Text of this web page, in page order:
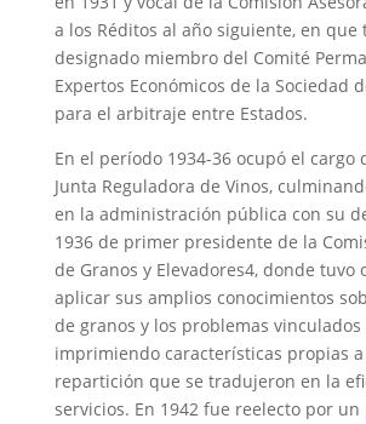
a los Réditos al año siguiente, en que
designado miembro del Comité
Expertos Económicos de la Sociedad
para el arbitraje entre Estados.
En el período 1934-36 ocupó el cargo
Junta Reguladora de Vinos,
en la administración pública con su
1936 de primer presidente de la
de Granos y Elevadores4, donde
aplicar sus amplios conocimientos
de granos y los problemas vinculados
imprimiendo características propias
repartición que se tradujeron en la
servicios. En 1942 fue reelecto por